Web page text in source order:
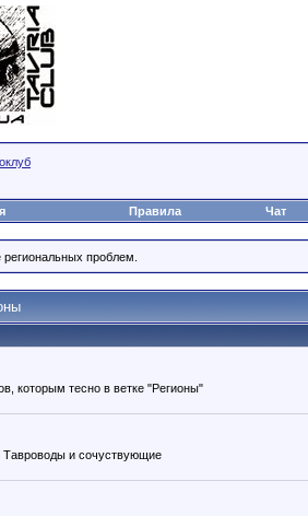
Правила Чат
проблем.
которым тесно в ветке "Регионы"
Тавроводы и сочуствующие